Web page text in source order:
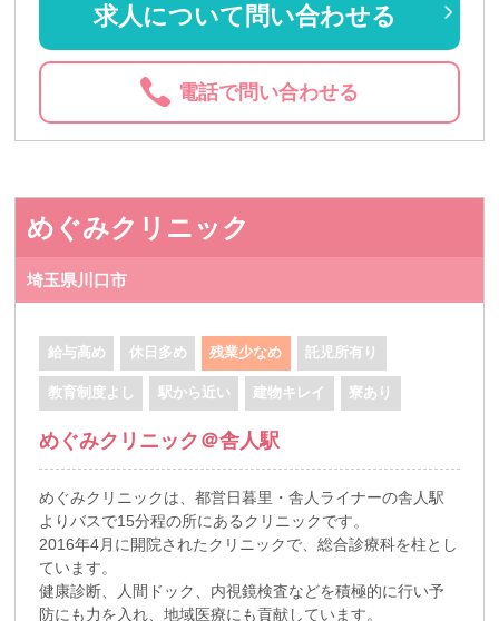
求人について問い合わせる
電話で問い合わせる
めぐみクリニック
埼玉県川口市
給与高め 休日多め 残業少なめ 託児所有り
教育制度よし 駅から近い 建物キレイ 寮あり
めぐみクリニック＠舎人駅
めぐみクリニックは、都営日暮里・舎人ライナーの舎人駅
よりバスで15分程の所にあるクリニックです。
2016年4月に開院されたクリニックで、総合診療科を柱とし
ています。
健康診断、人間ドック、内視鏡検査などを積極的に行い予
防にも力を入れ、地域医療にも貢献しています。